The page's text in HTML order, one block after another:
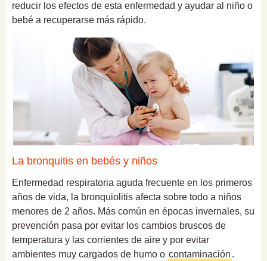
reducir los efectos de esta enfermedad y ayudar al niño o
bebé a recuperarse más rápido.
La bronquitis en bebés y niños
Enfermedad respiratoria aguda frecuente en los primeros
años de vida, la bronquiolitis afecta sobre todo a niños
menores de 2 años. Más común en épocas invernales, su
prevención pasa por evitar los cambios bruscos de
temperatura y las corrientes de aire y por evitar
ambientes muy cargados de humo o contaminación .